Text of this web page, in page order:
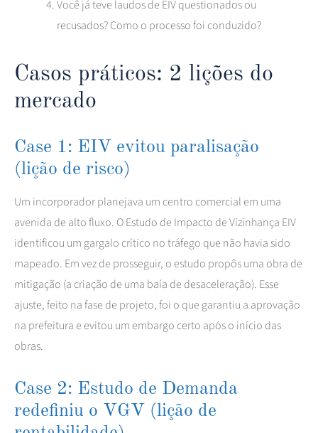
Você já teve laudos de EIV questionados ou
recusados? Como o processo foi conduzido?
Casos práticos: 2 lições do
mercado
Case 1: EIV evitou paralisação
(lição de risco)
Um incorporador planejava um centro comercial em uma
avenida de alto fluxo. O Estudo de Impacto de Vizinhança EIV
identificou um gargalo crítico no tráfego que não havia sido
mapeado. Em vez de prosseguir, o estudo propôs uma obra de
mitigação (a criação de uma baía de desaceleração). Esse
ajuste, feito na fase de projeto, foi o que garantiu a aprovação
na prefeitura e evitou um embargo certo após o início das
obras.
Case 2: Estudo de Demanda
redefiniu o VGV (lição de